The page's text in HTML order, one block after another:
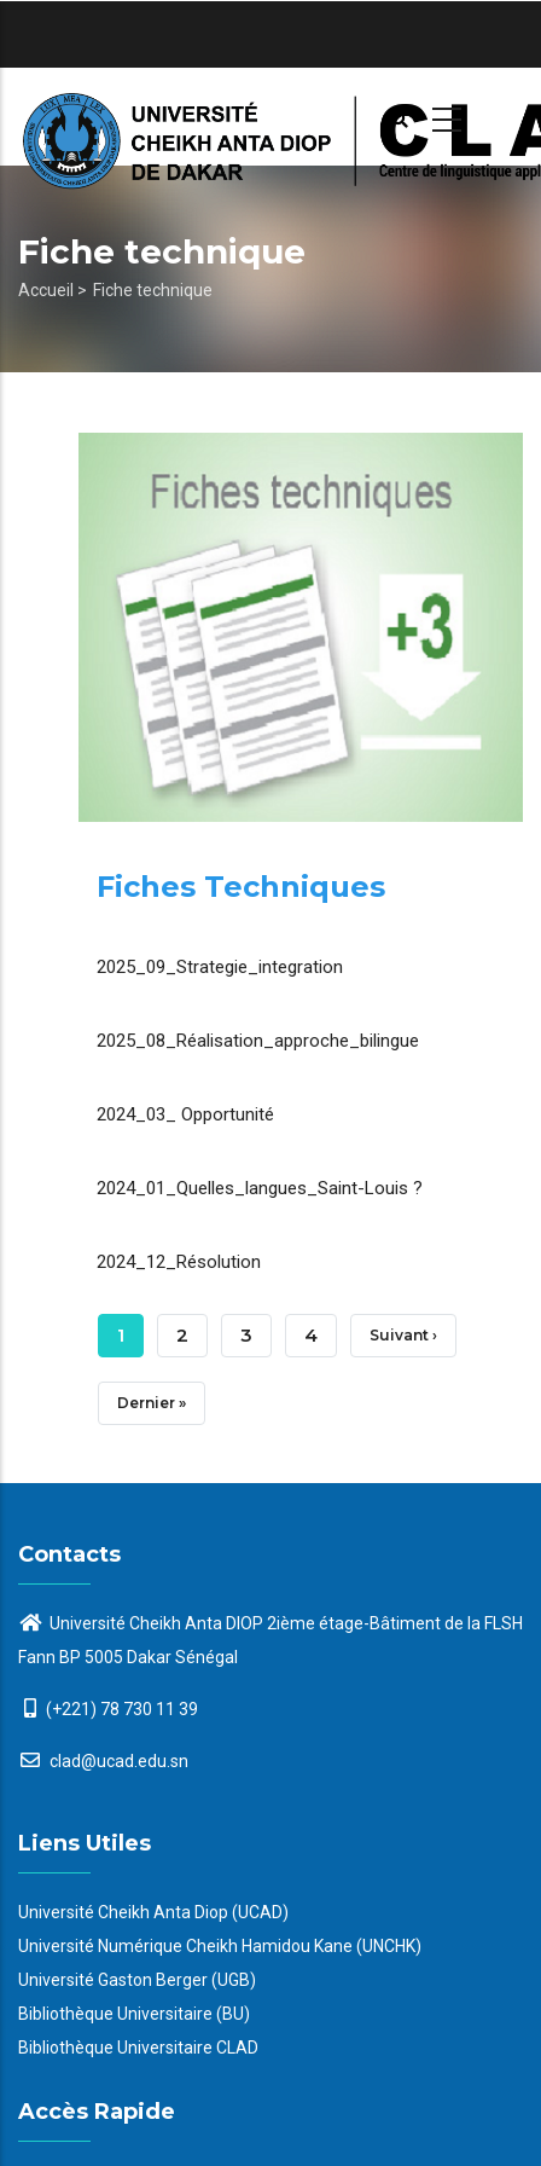
principal
Fiche technique
Fil
Accueil > Fiche technique
Fiches Techniques
2025_09_Strategie_integration
2025_08_Réalisation_approche_bilingue
2024_03_ Opportunité
2024_01_Quelles_langues_Saint-Louis ?
2024_12_Résolution
Pagination
Page
Courante
1 Page
2 Page
3 Page
4 Page
Suivant ›
Dernière
Dernier »
Contacts
Université Cheikh Anta DIOP 2ième étage-Bâtiment de la FLSH
Fann BP 5005 Dakar Sénégal
(+221) 78 730 11 39
clad@ucad.edu.sn
Liens Utiles
Université Cheikh Anta Diop (UCAD)
Université Numérique Cheikh Hamidou Kane (UNCHK)
Université Gaston Berger (UGB)
Bibliothèque Universitaire (BU)
Bibliothèque Universitaire CLAD
Accès Rapide